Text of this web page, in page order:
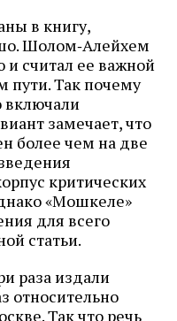
в книгу,
Шолом‑Алейхем
считал ее важной
пути. Так почему
включали
замечает, что
более чем на две
критических
«Мошкеле»
для всего
статьи.
раза издали
относительно
Так что речь